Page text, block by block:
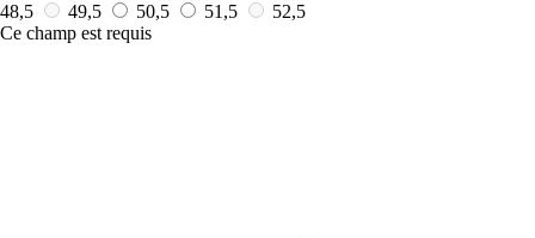
48,5
49,5 50,5 51,5
52,5
Ce champ est requis